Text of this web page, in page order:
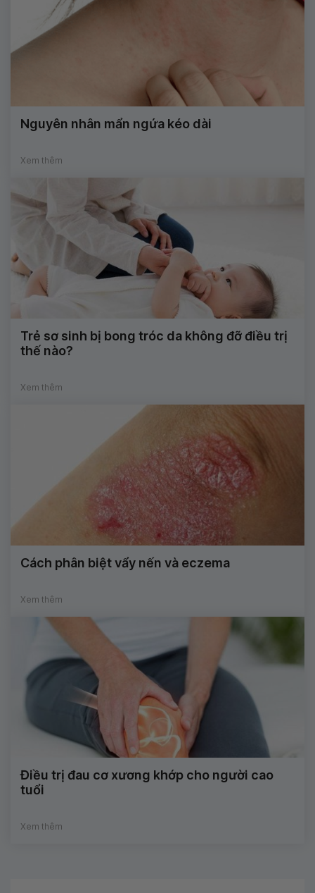
Nguyên nhân mẩn ngứa kéo dài
Xem thêm
Trẻ sơ sinh bị bong tróc da không đỡ điều trị
thế nào?
Xem thêm
Cách phân biệt vẩy nến và eczema
Xem thêm
Điều trị đau cơ xương khớp cho người cao
tuổi
Xem thêm